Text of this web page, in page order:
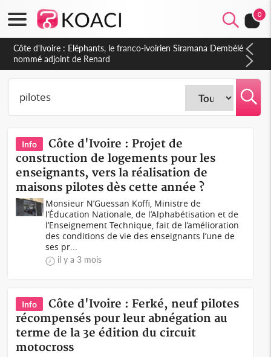
0
Côte d'Ivoire : Eléphants, le franco-ivoirien Siramana Dembélé
nommé adjoint de Renard
Info
Côte d'Ivoire : Projet de
construction de logements pour les
enseignants, vers la réalisation de
maisons pilotes dès cette année ?
Monsieur N’Guessan Koffi, Ministre de
l’Éducation Nationale, de l’Alphabétisation et de
l’Enseignement Technique, fait de l’amélioration
des conditions de vie des enseignants l’une de
ses pr...
il y a 3 mois
Info
Côte d'Ivoire : Ferké, neuf pilotes
récompensés pour leur abnégation au
terme de la 3e édition du circuit
motocross